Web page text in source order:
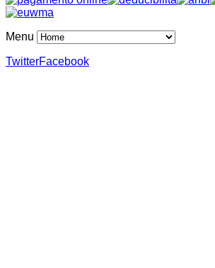
Menu
TwitterFacebook